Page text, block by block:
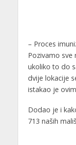
– Proces
Pozivamo sve
ukoliko to do
dvije lokacije
istakao je
Dodao je i
713 naših